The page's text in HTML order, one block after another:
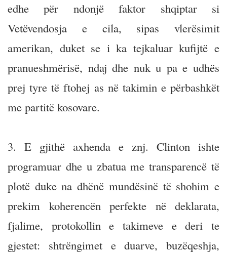
edhe për ndonjë faktor shqiptar si
Vetëvendosja e cila, sipas vlerësimit
amerikan, duket se i ka tejkaluar kufijtë e
pranueshmërisë, ndaj dhe nuk u pa e udhës
prej tyre të ftohej as në takimin e përbashkët
me partitë kosovare.
3. E gjithë axhenda e znj. Clinton ishte
programuar dhe u zbatua me transparencë të
plotë duke na dhënë mundësinë të shohim e
prekim koherencën perfekte në deklarata,
fjalime, protokollin e takimeve e deri te
gjestet: shtrëngimet e duarve, buzëqeshja,